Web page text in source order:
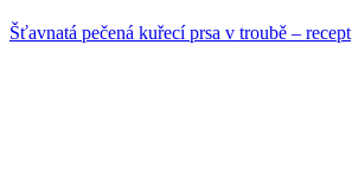
Šťavnatá pečená kuřecí prsa v troubě – recept